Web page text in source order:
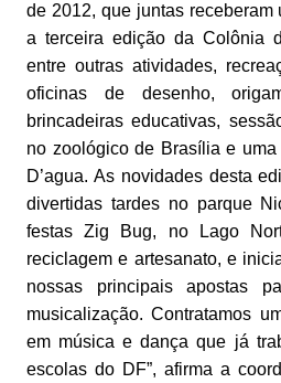
de 2012, que juntas receberam
a terceira edição da Colônia
entre outras atividades,
oficinas de desenho,
brincadeiras educativas,
no zoológico de Brasília e uma
D’agua. As novidades desta
divertidas tardes no parque
festas Zig Bug, no Lago
reciclagem e artesanato, e
nossas principais apostas
musicalização. Contratamos
em música e dança que já
escolas do DF”, afirma a